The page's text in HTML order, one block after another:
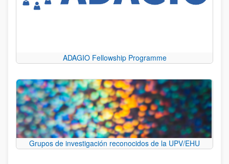
ADAGIO Fellowship Programme
Grupos de investigación reconocidos de la UPV/EHU